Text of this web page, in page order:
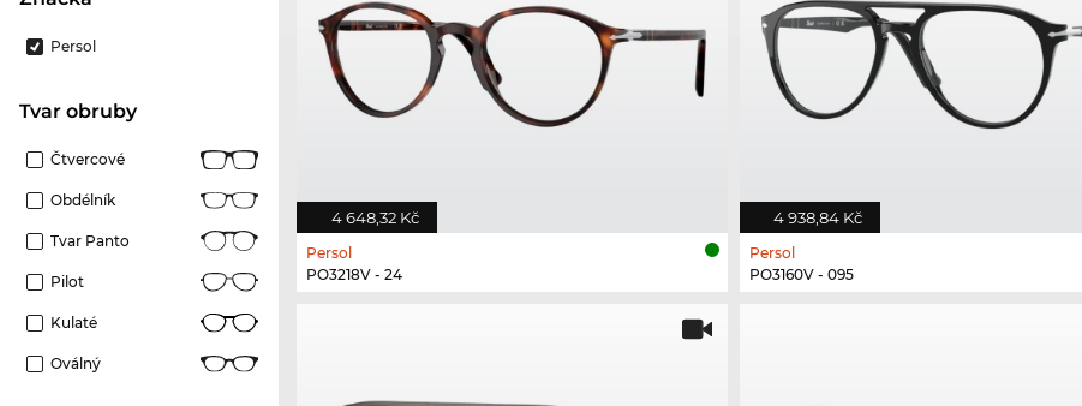
Persol
Tvar obruby
Čtvercové
Obdélník
Tvar Panto
Pilot
Kulaté
Oválný
4 648,32 Kč
Persol
PO3218V - 24
4 938,84 Kč
Persol
PO3160V - 095